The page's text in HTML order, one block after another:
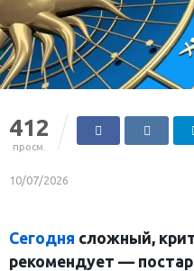
412
просм.
10/07/2026
Сегодня сложный,
рекомендует —